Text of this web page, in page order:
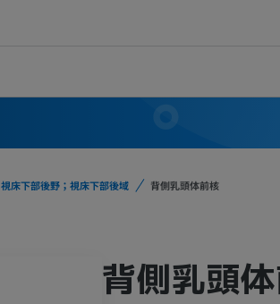
視床下部後野；視床下部後域 背側乳頭体前核
背側乳頭